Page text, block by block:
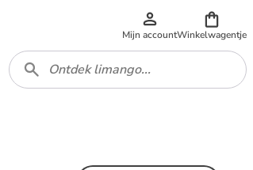
Mijn accountWinkelwagentje